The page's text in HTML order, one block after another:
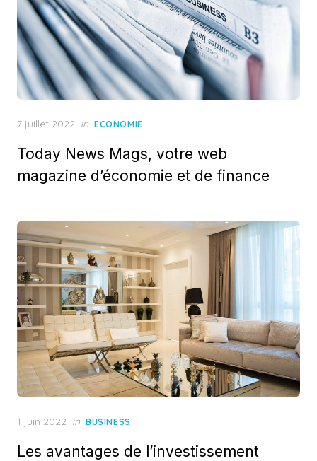
Posted
7 juillet 2022 in ECONOMIE
Today News Mags, votre web
magazine d’économie et de finance
Posted
1 juin 2022 in BUSINESS
Les avantages de l’investissement